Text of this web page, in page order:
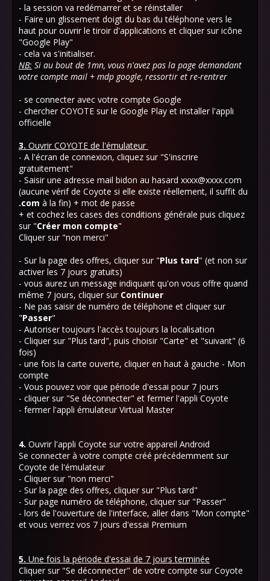
- la session va redémarrer et se réinstaller
- Faire un glissement doigt du bas du téléphone vers le
haut pour ouvrir le tiroir d'applications et cliquer sur icône
"Google Play"
- cela va s'initialiser.
NB: Si au bout de 1mn, vous n'avez pas la page demandant
votre compte mail + mdp google, ressortir et re-rentrer
- se connecter avec votre compte Google
- chercher COYOTE sur le Google Play et installer l'appli
officielle
3. Ouvrir COYOTE de l'émulateur
- A l'écran de connexion, cliquez sur "S'inscrire
gratuitement"
- Saisir une adresse mail bidon au hasard xxxx@xxxx.com
(aucune vérif de Coyote si elle existe réellement, il suffit du
.com à la fin) + mot de passe
+ et cochez les cases des conditions générale puis cliquez
sur "Créer mon compte"
Cliquer sur "non merci"
- Sur la page des offres, cliquer sur "Plus tard" (et non sur
activer les 7 jours gratuits)
- vous aurez un message indiquant qu'on vous offre quand
même 7 jours, cliquer sur Continuer
- Ne pas saisir de numéro de téléphone et cliquer sur
"Passer"
- Autoriser toujours l'accès toujours la localisation
- Cliquer sur "Plus tard", puis choisir "Carte" et "suivant" (6
fois)
- une fois la carte ouverte, cliquer en haut à gauche - Mon
compte
- Vous pouvez voir que période d'essai pour 7 jours
- cliquer sur "Se déconnecter" et fermer l'appli Coyote
- fermer l'appli émulateur Virtual Master
4. Ouvrir l'appli Coyote sur votre appareil Android
Se connecter à votre compte créé précédemment sur
Coyote de l'émulateur
- Cliquer sur "non merci"
- Sur la page des offres, cliquer sur "Plus tard"
- Sur page numéro de téléphone, cliquer sur "Passer"
- lors de l'ouverture de l'interface, aller dans "Mon compte"
et vous verrez vos 7 jours d'essai Premium
5. Une fois la période d'essai de 7 jours terminée
Cliquer sur "Se déconnecter" de votre compte sur Coyote